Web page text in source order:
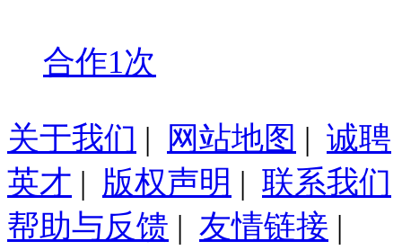
合作1次
关于我们 | 网站地图 | 诚聘
英才 | 版权声明 | 联系我们
帮助与反馈 | 友情链接 |